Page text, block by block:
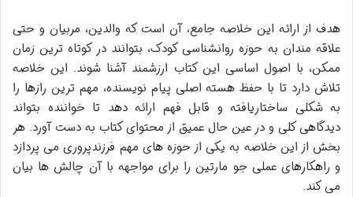
هدف از ارائه این خلاصه جامع، آن است که والدین، مربیان و حتی
علاقه مندان به حوزه روانشناسی کودک، بتوانند در کوتاه ترین زمان
ممکن، با اصول اساسی این کتاب ارزشمند آشنا شوند. این خلاصه
تلاش دارد تا با حفظ هسته اصلی پیام نویسنده، مهم ترین رازها را
به شکلی ساختاریافته و قابل فهم ارائه دهد تا خواننده بتواند
دیدگاهی کلی و در عین حال عمیق از محتوای کتاب به دست آورد. هر
بخش از این خلاصه به یکی از حوزه های مهم فرزندپروری می پردازد
و راهکارهای عملی جو مارتین را برای مواجهه با آن چالش ها بیان
می کند.